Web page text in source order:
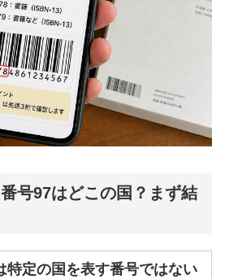
号97はどこの国？まず結
特定の国を表す番号ではない